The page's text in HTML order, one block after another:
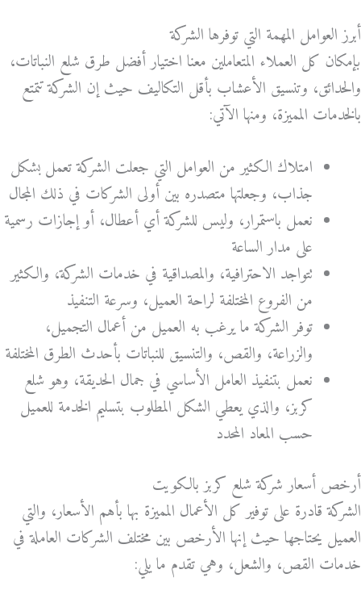
أبرز العوامل المهمة التي توفرها الشركة
بإمكان كل العملاء المتعاملين معنا اختيار أفضل طرق شلع النباتات،
والحدائق، وتنسيق الأعشاب بأقل التكاليف حيث إن الشركة تتمتع
بالخدمات المميزة، ومنها الآتي:
امتلاك الكثير من العوامل التي جعلت الشركة تعمل بشكل
جذاب، وجعلتها متصدره بين أولى الشركات في ذلك المجال
نعمل باستمرار، وليس للشركة أي أعطال، أو إجازات رسمية
على مدار الساعة
تتواجد الاحترافية، والمصداقية في خدمات الشركة، والكثير
من الفروع المختلفة لراحة العميل، وسرعة التنفيذ
توفر الشركة ما يرغب به العميل من أعمال التجميل،
والزراعة، والقص، والتنسيق للنباتات بأحدث الطرق المختلفة
نعمل بتنفيذ العامل الأساسي في جمال الحديقة، وهو شلع
كربز، والذي يعطي الشكل المطلوب بتسليم الخدمة للعميل
حسب المعاد المحدد
أرخص أسعار شركة شلع كربز بالكويت
الشركة قادرة على توفير كل الأعمال المميزة بها بأهم الأسعار، والتي
العميل يحتاجها حيث إنها الأرخص بين مختلف الشركات العاملة في
خدمات القص، والشعل، وهي تقدم ما يلي: